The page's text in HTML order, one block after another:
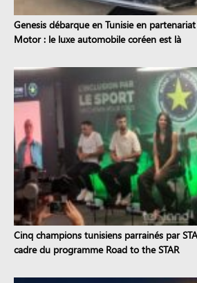
Genesis débarque en Tunisie en
Motor : le luxe automobile coréen est là
Cinq champions tunisiens parrainés par
cadre du programme Road to the STAR